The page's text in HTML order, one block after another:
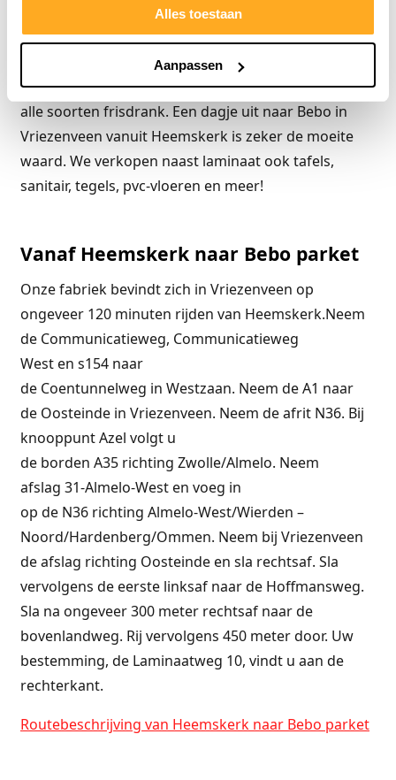
Alles toestaan
Aanpassen
net zoveel gratis Kiphamburgers eten als u maar
wilt. We hebben voor kipburgers gekozen omdat
iedereen deze mag eten en we houden rekening met
iedereen. Verder is er volop gratis koffie, thee, en
alle soorten frisdrank. Een dagje uit naar Bebo in
Vriezenveen vanuit Heemskerk is zeker de moeite
waard. We verkopen naast laminaat ook tafels,
sanitair, tegels, pvc-vloeren en meer!
Vanaf Heemskerk naar Bebo parket
Onze fabriek bevindt zich in Vriezenveen op
ongeveer 120 minuten rijden van Heemskerk.Neem
de Communicatieweg, Communicatieweg
Westen s154naar
de Coentunnelweg in Westzaan. Neem deA1 naar
de Oosteindein Vriezenveen. Neem de afrit N36. Bij
knooppunt Azel volgt u
de borden A35richting Zwolle/Almelo. Neem
afslag 31-Almelo-Westen voeg in
op de N36richting Almelo-West/Wierden –
Noord/Hardenberg/Ommen. Neem bij Vriezenveen
de afslag richting Oosteinde en sla rechtsaf. Sla
vervolgens de eerste linksaf naar de Hoffmansweg.
Sla na ongeveer 300 meter rechtsaf naar de
bovenlandweg. Rij vervolgens 450 meter door. Uw
bestemming, de Laminaatweg 10, vindt u aan de
rechterkant.
Routebeschrijving van Heemskerk naar Bebo parket